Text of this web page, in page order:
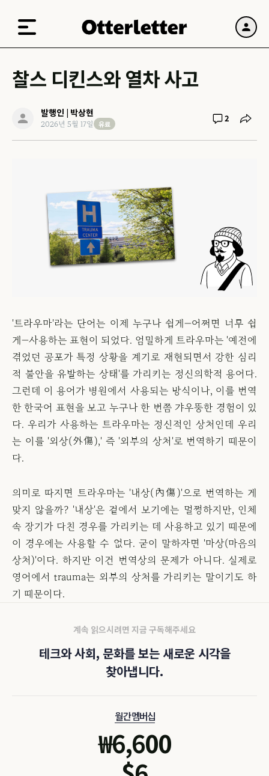
찰스 디킨스와 열차 사고
발행인 | 박상현
2026년 5월 17일 유료 2
'트라우마'라는 단어는 이제 누구나 쉽게—어쩌면 너무 쉽
게—사용하는 표현이 되었다. 엄밀하게 트라우마는 '예전에
겪었던 공포가 특정 상황을 계기로 재현되면서 강한 심리
적 불안을 유발하는 상태'를 가리키는 정신의학적 용어다.
그런데 이 용어가 병원에서 사용되는 방식이나, 이를 번역
한 한국어 표현을 보고 누구나 한 번쯤 갸우뚱한 경험이 있
다. 우리가 사용하는 트라우마는 정신적인 상처인데 우리
는 이를 '외상(外傷),' 즉 '외부의 상처'로 번역하기 때문이
다.
의미로 따지면 트라우마는 '내상(內傷)'으로 번역하는 게
맞지 않을까? '내상'은 겉에서 보기에는 멀쩡하지만, 인체
속 장기가 다친 경우를 가리키는 데 사용하고 있기 때문에
이 경우에는 사용할 수 없다. 굳이 말하자면 '마상(마음의
상처)'이다. 하지만 이건 번역상의 문제가 아니다. 실제로
영어에서 trauma는 외부의 상처를 가리키는 말이기도 하
기 때문이다.
계속 읽으시려면 지금 구독해주세요
테크와 사회, 문화를 보는 새로운 시각을
찾아냅니다.
월간 멤버십
₩6,600